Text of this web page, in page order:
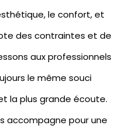
le confort, et
des contraintes et de
aux professionnels
le même souci
la plus grande écoute.
accompagne pour une